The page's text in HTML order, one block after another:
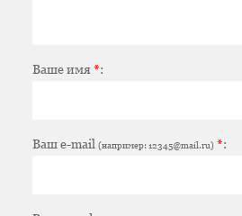
Ваше имя*:
Ваш e-mail (например: 12345@mail.ru) *: